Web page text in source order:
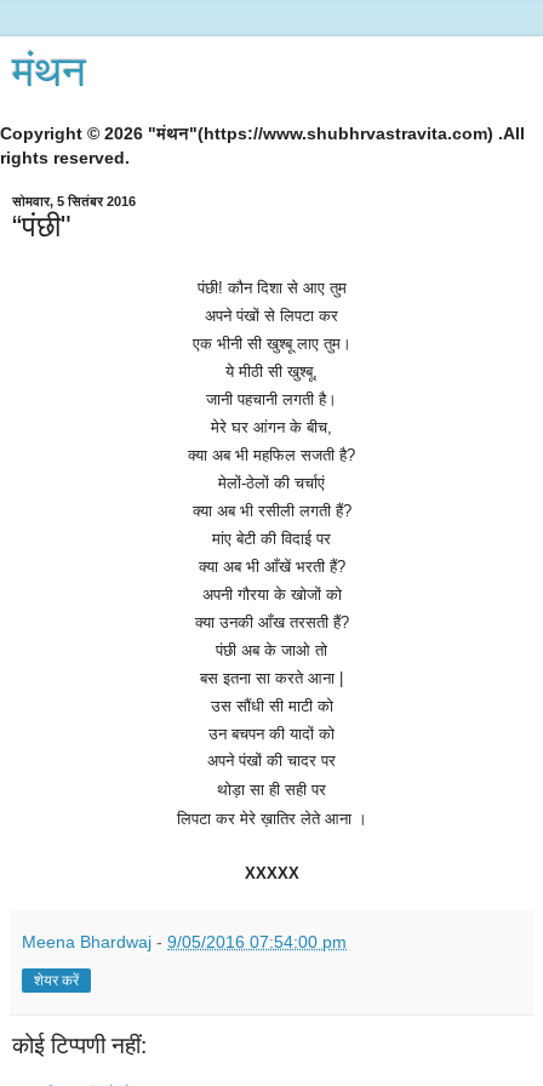
मंथन
Copyright © 2026 "मंथन"(https://www.shubhrvastravita.com) .All
rights reserved.
सोमवार, 5 सितंबर 2016
“पंछी"
पंछी!कौन दिशा से आए तुम
अपने पंखों से लिपटा कर
एक भीनी सी खुश्बू लाए तुम।
ये मीठी सी खुश्बू,
जानी पहचानी लगती है।
मेरे घर आंगन के बीच,
क्या अब भी महफिल सजती है?
मेलों-ठेलों की चर्चाएं
क्या अब भी रसीली लगती हैं?
मांए बेटी की विदाई पर
क्या अब भी आँखें भरती हैं?
अपनी गौरया के खोजों को
क्या उनकी आँख तरसती हैं?
पंछी अब के जाओ तो
बस इतना सा करते आना
उस सौंधी सी माटी को
उन बचपन की यादों को
अपने पंखों की चादर पर
थोड़ा सा ही सही पर
लिपटा कर मेरे ख़ातिर लेते आना ।
XXXXX
Meena Bhardwaj - 9/05/2016 07:54:00 pm
शेयर करें
कोई टिप्पणी नहीं: